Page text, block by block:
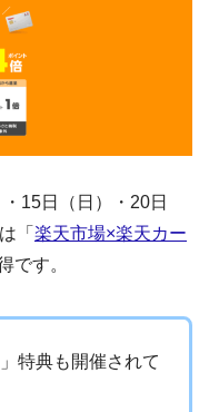
15日（日）・20日
「 楽天市場×楽天カー
です。
」特典も開催されて